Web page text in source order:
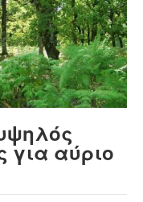
για αύριο